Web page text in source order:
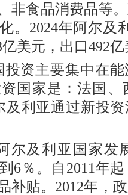
非食品消费品等
。2024年阿尔及
美元，出口492
投资主要集中在
国家是：法国
及利亚通过新投
尔及利亚国家发
6％。自2011年
补贴。2012年，